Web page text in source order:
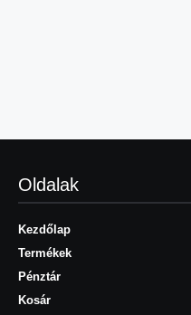
Oldalak
Kezdőlap
Termékek
Pénztár
Kosár